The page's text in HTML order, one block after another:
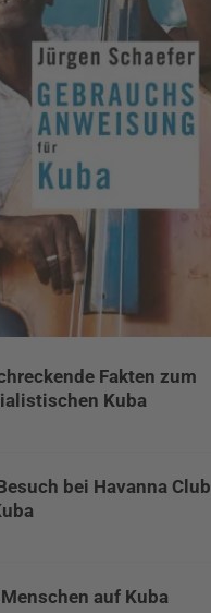
Fakten zum
Kuba
bei Havanna Club
auf Kuba